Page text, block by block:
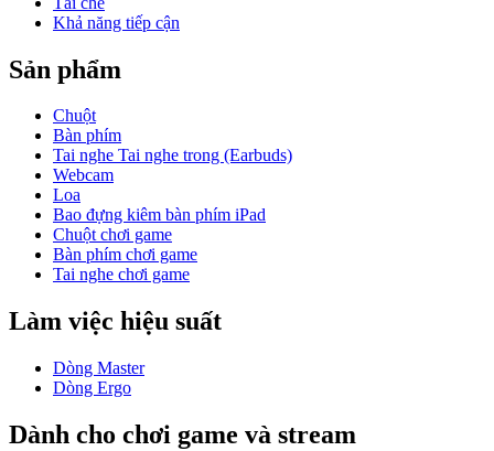
Khả năng tiếp cận
Sản phẩm
Chuột
Bàn phím
Tai nghe Tai nghe trong (Earbuds)
Webcam
Loa
Bao đựng kiêm bàn phím iPad
Chuột chơi game
Bàn phím chơi game
Tai nghe chơi game
Làm việc hiệu suất
Dòng Master
Dòng Ergo
Dành cho chơi game và stream